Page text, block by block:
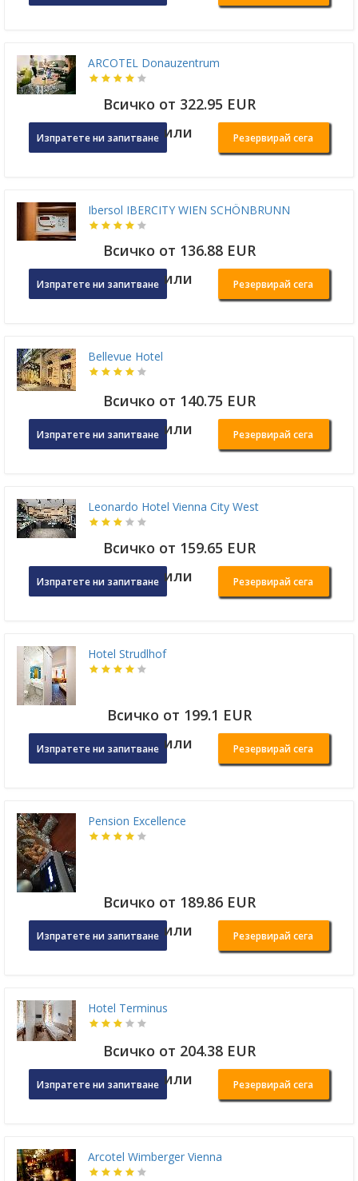
ARCOTEL Donauzentrum
Всичко от 322.95 EUR
Изпратете ни запитване или Резервирай сега
Ibersol IBERCITY WIEN SCHÖNBRUNN
Всичко от 136.88 EUR
Изпратете ни запитване или Резервирай сега
Bellevue Hotel
Всичко от 140.75 EUR
Изпратете ни запитване или Резервирай сега
Leonardo Hotel Vienna City West
Всичко от 159.65 EUR
Изпратете ни запитване или Резервирай сега
Hotel Strudlhof
Всичко от 199.1 EUR
Изпратете ни запитване или Резервирай сега
Pension Excellence
Всичко от 189.86 EUR
Изпратете ни запитване или Резервирай сега
Hotel Terminus
Всичко от 204.38 EUR
Изпратете ни запитване или Резервирай сега
Arcotel Wimberger Vienna